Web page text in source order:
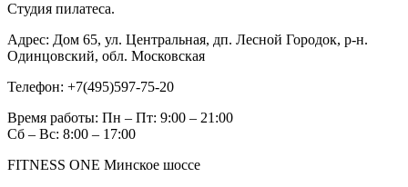
Студия пилатеса.
Адрес: Дом 65, ул. Центральная, дп. Лесной Городок, р-н.
Одинцовский, обл. Московская
Телефон: +7(495)597-75-20
Время работы: Пн – Пт: 9:00 – 21:00
Сб – Вс: 8:00 – 17:00
FITNESS ONE Минское шоссе